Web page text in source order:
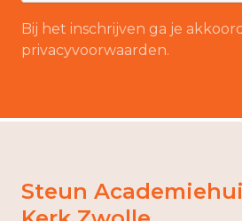
Bij het inschrijven ga je
privacyvoorwaarden.
Steun